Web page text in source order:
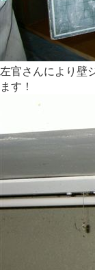
左官さんにより
ます！